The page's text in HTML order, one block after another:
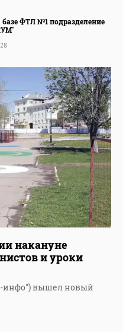
базе ФТЛ №1 подразделение
накануне
и уроки
инфо") вышел новый